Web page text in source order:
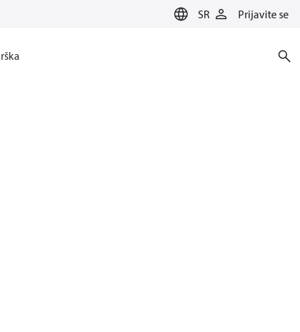
SR Prijavite se